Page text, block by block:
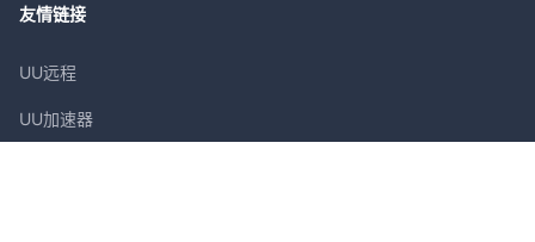
友情链接
UU远程
UU加速器